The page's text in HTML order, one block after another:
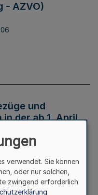
- AZVO)
und
der ab 1. April
verwendet. Sie können
oder nur solchen,
zwingend erforderlich